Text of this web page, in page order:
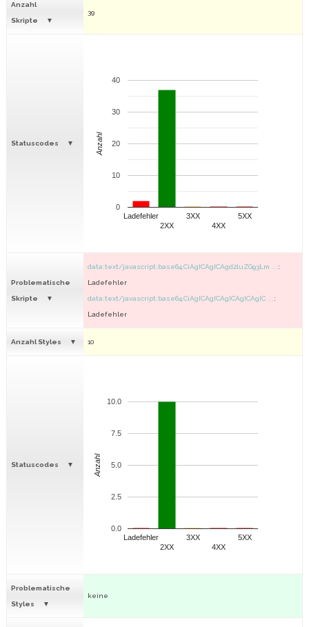
Anzahl
Skripte
39
Statuscodes
Ladefehler
2XX
3XX
4XX
5XX
0
10
20
30
40
Anzahl
Problematische
Skripte
data:text/javascript;base64,CiAgICAgICAgd2luZG93Lm ... :
Ladefehler
data:text/javascript;base64,CiAgICAgICAgICAgICAgIC ... :
Ladefehler
Anzahl Styles 10
Statuscodes
Ladefehler
2XX
3XX
4XX
5XX
0.0
2.5
5.0
7.5
10.0
Anzahl
Problematische
Styles
keine